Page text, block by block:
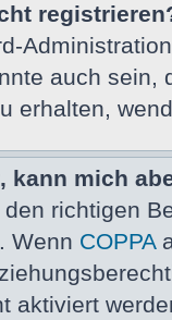
auch
erhalten,
kann mich
richtigen
Wenn COPPA
aktiviert